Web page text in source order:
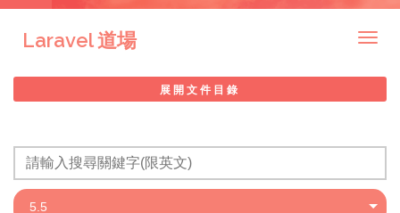
Laravel 道場
展開文件目錄